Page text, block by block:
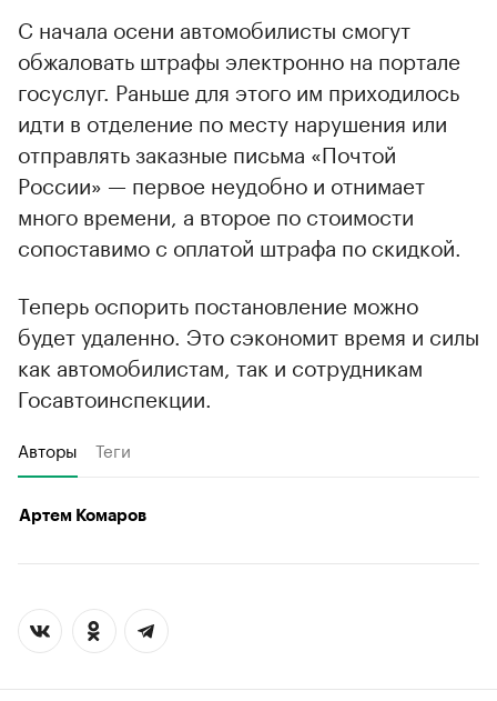
С начала осени автомобилисты смогут
обжаловать штрафы электронно на портале
госуслуг. Раньше для этого им приходилось
идти в отделение по месту нарушения или
отправлять заказные письма «Почтой
России» — первое неудобно и отнимает
много времени, а второе по стоимости
сопоставимо с оплатой штрафа по скидкой.
Теперь оспорить постановление можно
будет удаленно. Это сэкономит время и силы
как автомобилистам, так и сотрудникам
Госавтоинспекции.
Авторы Теги
Артем Комаров